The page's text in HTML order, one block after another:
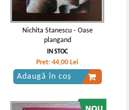
Nichita Stanescu - Oase
plangand
IN STOC
Pret:44,00 Lei
Adaugă în coș